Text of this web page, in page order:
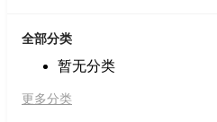
全部分类
暂无分类
更多分类